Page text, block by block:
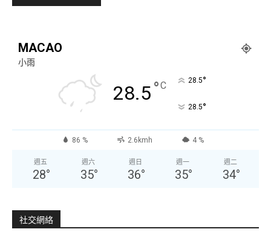
MACAO
小雨
28.5°C 28.5°
28.5°
86 % 2.6kmh 4 %
週五
28°
週六
35°
週日
36°
週一
35°
週二
34°
社交網絡